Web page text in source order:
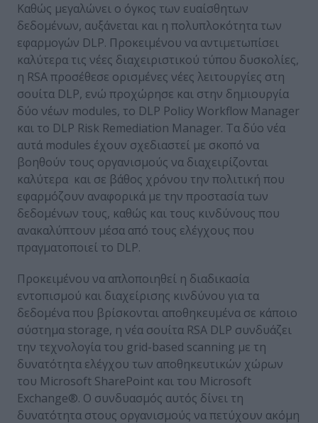
Καθώς μεγαλώνει ο όγκος των ευαίσθητων
δεδομένων, αυξάνεται και η πολυπλοκότητα των
εφαρμογών DLP. Προκειμένου να αντιμετωπίσει
καλύτερα τις νέες διαχειριστικού τύπου δυσκολίες,
η RSA προσέθεσε ορισμένες νέες λειτουργίες στη
σουίτα DLP, ενώ προχώρησε και στην δημιουργία
δύο νέων modules, το DLP Policy Workflow Manager
και το DLP Risk Remediation Manager. Τα δύο νέα
αυτά modules έχουν σχεδιαστεί με σκοπό να
βοηθούν τους οργανισμούς να διαχειρίζονται
καλύτερα και σε βάθος χρόνου την πολιτική που
εφαρμόζουν αναφορικά με την προστασία των
δεδομένων τους, καθώς και τους κινδύνους που
ανακαλύπτουν μέσα από τους ελέγχους που
πραγματοποιεί το DLP.
Προκειμένου να απλοποιηθεί η διαδικασία
εντοπισμού και διαχείρισης κινδύνου για τα
δεδομένα που βρίσκονται αποθηκευμένα σε κάποιο
σύστημα storage, η νέα σουίτα RSA DLP συνδυάζει
την τεχνολογία του grid-based scanning με τη
δυνατότητα ελέγχου των αποθηκευτικών χώρων
του Microsoft SharePoint και του Microsoft
Exchange®. Ο συνδυασμός αυτός δίνει τη
δυνατότητα στους οργανισμούς να πετύχουν ακόμη